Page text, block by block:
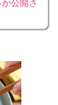
公開さ